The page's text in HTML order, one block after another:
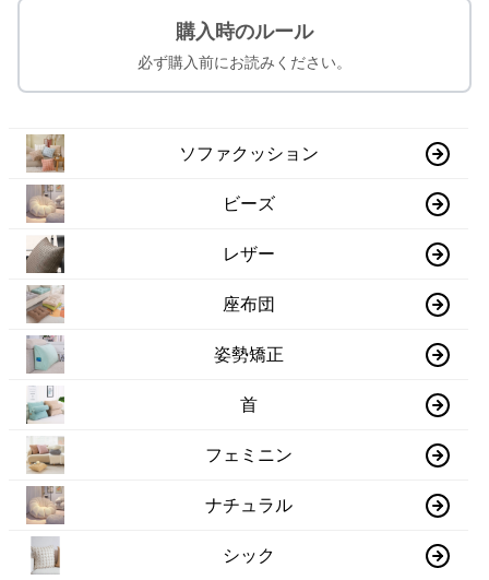
購入時のルール
必ず購入前にお読みください。
ソファクッション
ビーズ
レザー
座布団
姿勢矯正
首
フェミニン
ナチュラル
シック